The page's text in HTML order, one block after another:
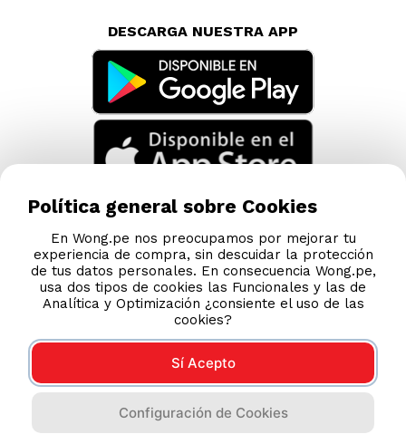
DESCARGA NUESTRA APP
Política general sobre Cookies
En Wong.pe nos preocupamos por mejorar tu
experiencia de compra, sin descuidar la protección
de tus datos personales. En consecuencia Wong.pe,
usa dos tipos de cookies las Funcionales y las de
Analítica y Optimización ¿consiente el uso de las
cookies?
Sí Acepto
Configuración de Cookies